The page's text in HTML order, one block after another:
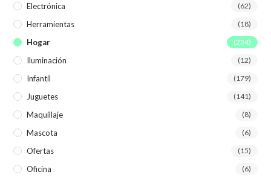
Electrónica (62)
Herramientas (18)
Hogar (234)
Iluminación (12)
Infantil (179)
Juguetes (141)
Maquillaje (8)
Mascota (6)
Ofertas (15)
Oficina (6)